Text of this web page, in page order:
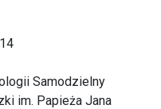
Samodzielny
im. Papieża Jana